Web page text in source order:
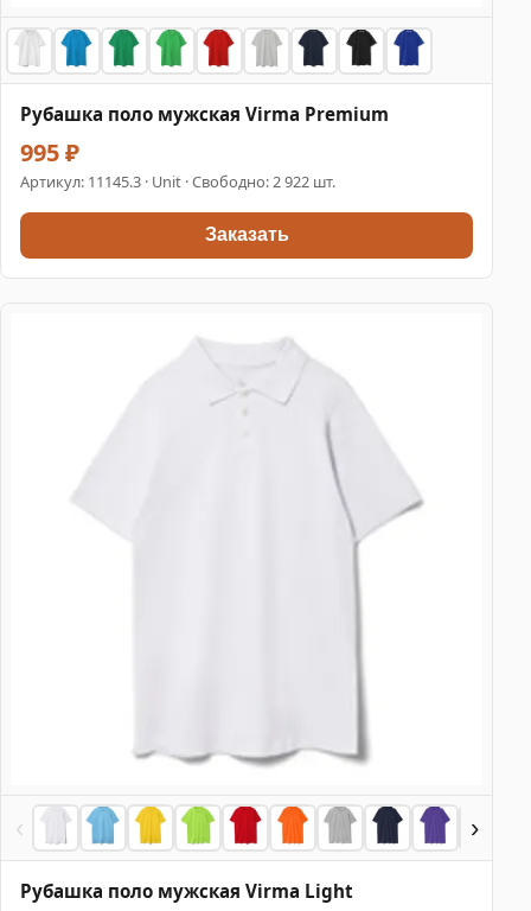
Рубашка поло мужская Virma Premium
995 ₽
Артикул: 11145.3 · Unit · Свободно: 2 922 шт.
Заказать
‹ ›
Рубашка поло мужская Virma Light